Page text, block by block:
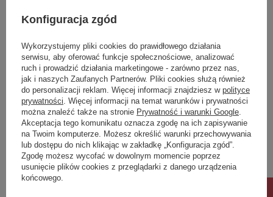
Symbol
Potrzebujesz pomocy? Masz pytania?
Zadaj pytanie a my odpowiemy niezwłocznie,
najciekawsze pytania i odpowiedzi publikując
dla innych.
Zadaj pytanie
Napisz swoją opinię
Twoja ocena:
Konfiguracja zgód
Wykorzystujemy pliki cookies do prawidłowego działania
serwisu, aby oferować funkcje społecznościowe, analizować
ruch i prowadzić działania marketingowe - zarówno przez nas,
jak i naszych Zaufanych Partnerów. Pliki cookies służą również
do personalizacji reklam. Więcej informacji znajdziesz w polityce
prywatności . Więcej informacji na temat warunków i prywatności
można znaleźć także na stronie Prywatność i warunki Google
Akceptacja tego komunikatu oznacza zgodę na ich zapisywanie
na Twoim komputerze. Możesz określić warunki przechowywania
lub dostępu do nich klikając w zakładkę „Konfiguracja zgód”.
Zgodę możesz wycofać w dowolnym momencie poprzez
usunięcie plików cookies z przeglądarki z danego urządzenia
końcowego.